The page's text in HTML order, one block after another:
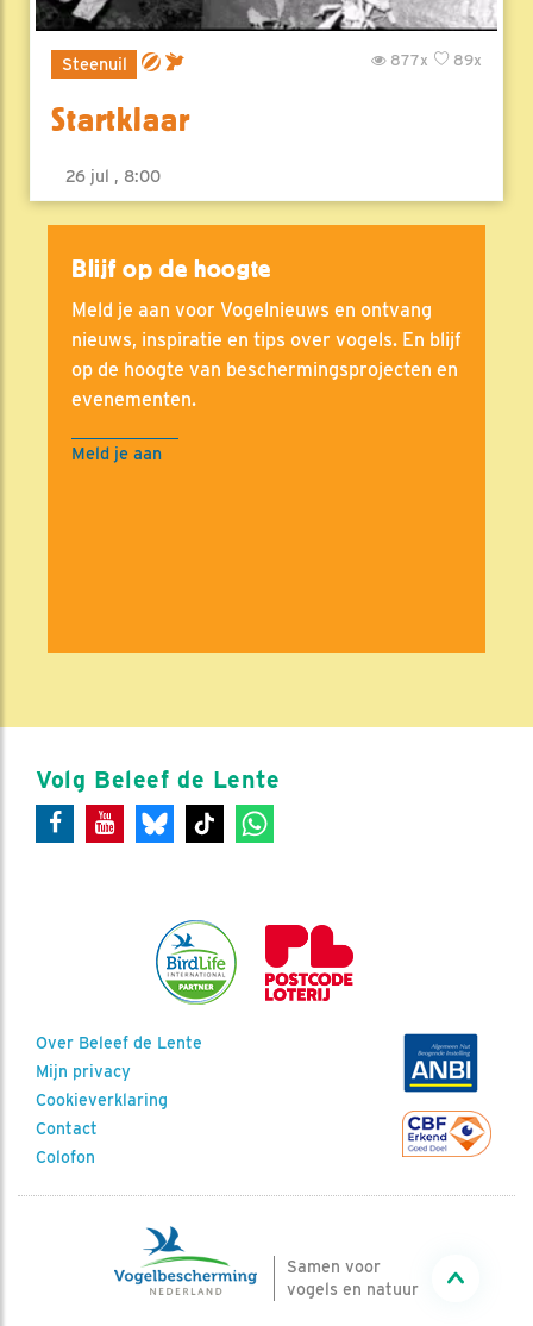
Steenuil 89x
877x
Startklaar
26 jul , 8:00
Blijf op de hoogte
Meld je aan voor Vogelnieuws en ontvang
nieuws, inspiratie en tips over vogels. En blijf
op de hoogte van beschermingsprojecten en
evenementen.
Meld je aan
Volg Beleef de Lente
Over Beleef de Lente
Mijn privacy
Cookieverklaring
Contact
Colofon
Samen voor
vogels en natuur